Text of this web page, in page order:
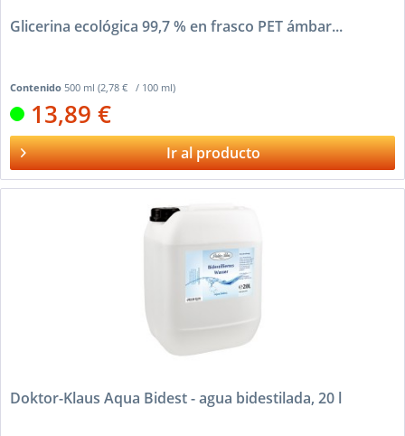
Glicerina ecológica 99,7 % en frasco PET ámbar...
Contenido 500 ml(2,78 € / 100 ml)
13,89 €
Ir al producto
Doktor-Klaus Aqua Bidest - agua bidestilada, 20 l